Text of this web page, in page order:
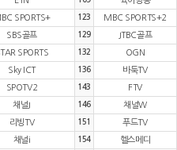
SPORTS+ 123 MBC SPORTS+2
SBS골프 129 JTBC골프
SPORTS 132 OGN
Sky ICT 136 바둑TV
SPOTV2 143 FTV
채널J 146 채널W
리빙TV 151 푸드TV
채널i 154 헬스메디